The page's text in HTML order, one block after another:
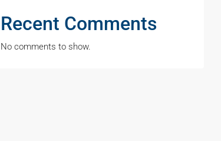
Recent Comments
No comments to show.